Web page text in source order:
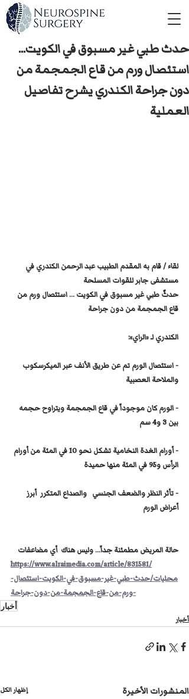
حدث طبي غير مسبوق في الكويت...
استئصال ورم من قاع الجمجمة من
دون جراحة الكندري يشرح تفاصيل
العملية
لقاء / قام به المقدم الطبيب عبد الرحمن الكندري في
مستشفى جابر للقوات المسلحة
حدثٌ طبي غير مسبوق في الكويت ... استئصال ورم من
قاع الجمجمة من دون جراحة
الكندري لـ «الراي»:
- استئصال الورم تم عن طريق الأنف عبر الميكرسكوب
والملاحة العصبية
- الورم كان موجوداً في قاع الجمجمة ويتراوح حجمه
بين 3 و4 سم
- أورام الغدة النخامية تشكل نحو 10 في المئة من أورام
الرأس و95 في المئة منها حميدة
- تأثر النظر والضعف الجنسي   والصداع المتكرر  أبرز
أعراض الورم
حالة المريض مطمئنة جداً... وليس هناك  أي مضاعفات
https://www.alraimedia.com/article/831581/
محليات/حدث-طبي-غير-مسبوق-في-الكويت-استئصال-
ورم-من-قاع-الجمجمة-من-دون-جراحة-
أخبار
أخبار
المنشورات الأخيرة إظهار الكل